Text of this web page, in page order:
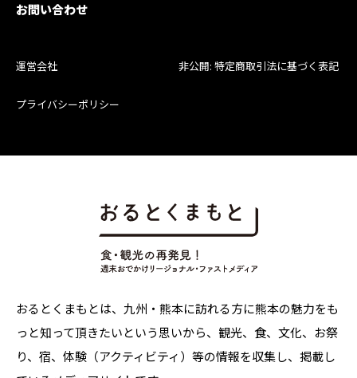
お問い合わせ
運営会社 非公開: 特定商取引法に基づく表記
プライバシーポリシー
おるとくまもとは、九州・熊本に訪れる方に熊本の魅力をも
っと知って頂きたいという思いから、観光、食、文化、お祭
り、宿、体験（アクティビティ）等の情報を収集し、掲載し